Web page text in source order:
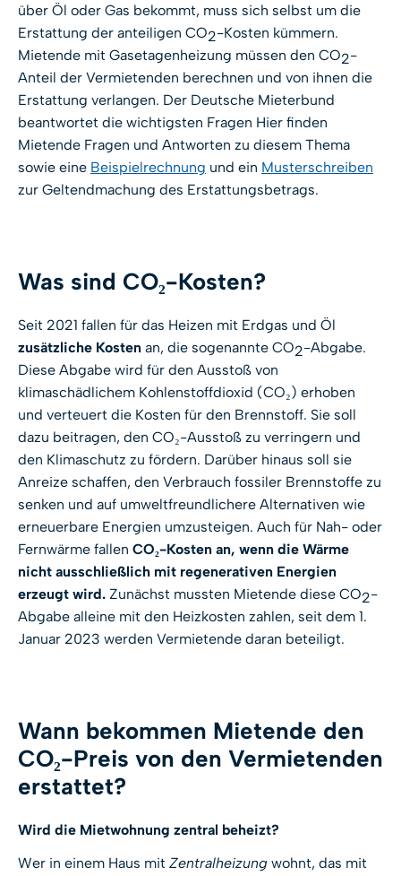
über Öl oder Gas bekommt, muss sich selbst um die
Erstattung der anteiligen CO2-Kosten kümmern.
Mietende mit Gasetagenheizung müssen den CO2-
Anteil der Vermietenden berechnen und von ihnen die
Erstattung verlangen. Der Deutsche Mieterbund
beantwortet die wichtigsten Fragen Hier finden
Mietende Fragen und Antworten zu diesem Thema
sowie eine Beispielrechnung und ein Musterschreiben
zur Geltendmachung des Erstattungsbetrags.
Was sind CO₂-Kosten?
Seit 2021 fallen für das Heizen mit Erdgas und Öl
zusätzliche Kosten an, die sogenannte CO2-Abgabe.
Diese Abgabe wird für den Ausstoß von
klimaschädlichem Kohlenstoffdioxid (CO₂) erhoben
und verteuert die Kosten für den Brennstoff. Sie soll
dazu beitragen, den CO₂-Ausstoß zu verringern und
den Klimaschutz zu fördern. Darüber hinaus soll sie
Anreize schaffen, den Verbrauch fossiler Brennstoffe zu
senken und auf umweltfreundlichere Alternativen wie
erneuerbare Energien umzusteigen. Auch für Nah- oder
Fernwärme fallen CO₂-Kosten an, wenn die Wärme
nicht ausschließlich mit regenerativen Energien
erzeugt wird. Zunächst mussten Mietende diese CO2-
Abgabe alleine mit den Heizkosten zahlen, seit dem 1.
Januar 2023 werden Vermietende daran beteiligt.
Wann bekommen Mietende den
CO₂-Preis von den Vermietenden
erstattet?
Wird die Mietwohnung zentral beheizt?
Wer in einem Haus mit Zentralheizung wohnt, das mit